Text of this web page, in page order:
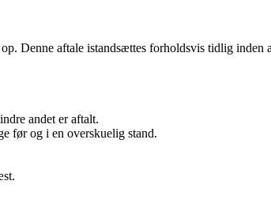
Denne aftale istandsættes forholdsvis tidlig inden
andet er aftalt.
før og i en overskuelig stand.